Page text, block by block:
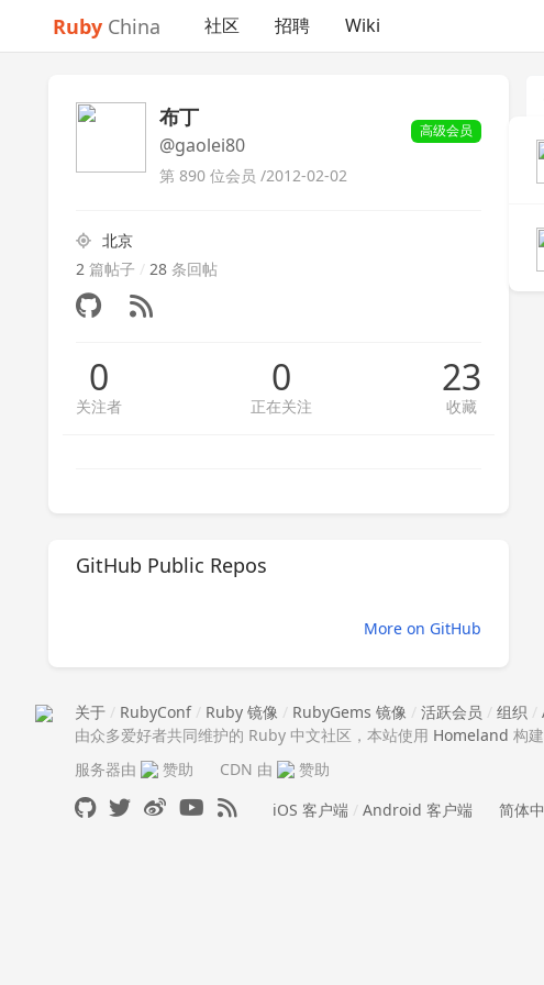
Ruby China 社区 招聘 Wiki
布丁
@gaolei80
高级会员
第 890 位会员 /2012-02-02
北京
2 篇帖子 / 28 条回帖
0
关注者
0
正在关注
23
收藏
GitHub Public Repos
More on GitHub
关于 / RubyConf/ Ruby 镜像 / RubyGems 镜像 / 活跃会员 / 组织 /
由众多爱好者共同维护的 Ruby 中文社区，本站使用 Homeland 构
服务器由
赞助 CDN 由
赞助
iOS 客户端 / Android 客户端 简体